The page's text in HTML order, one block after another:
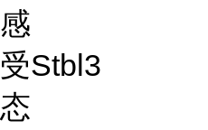
感
受
态
Stbl3